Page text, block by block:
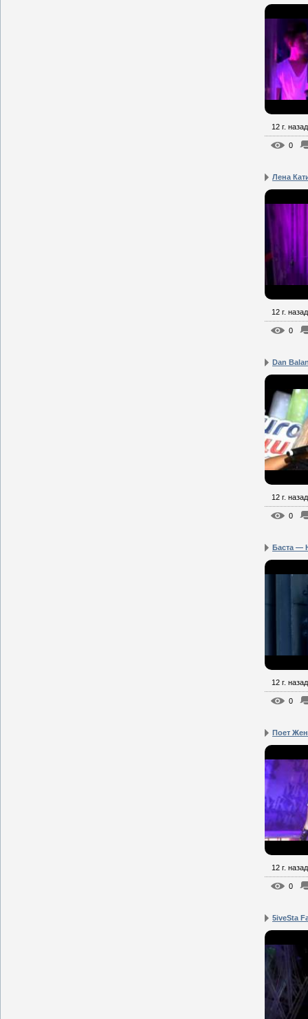
12 г. назад
0
Лена
12 г. назад
0
Dan
12 г. назад
0
Баста —
12 г. назад
0
Поет
12 г. назад
0
5iveSta